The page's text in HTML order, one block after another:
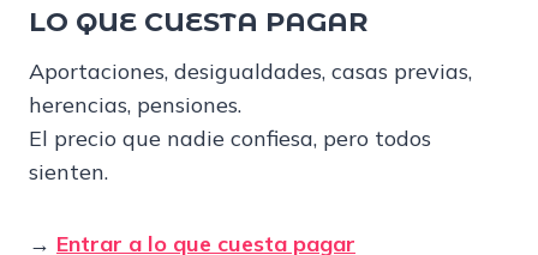
LO QUE CUESTA PAGAR
Aportaciones, desigualdades, casas previas,
herencias, pensiones.
El precio que nadie confiesa, pero todos
sienten.
→ Entrar a lo que cuesta pagar